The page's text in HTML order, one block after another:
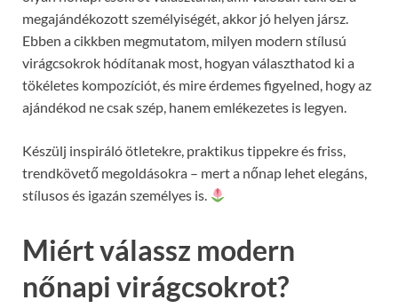
megajándékozott személyiségét, akkor jó helyen jársz.
Ebben a cikkben megmutatom, milyen modern stílusú
virágcsokrok hódítanak most, hogyan választhatod ki a
tökéletes kompozíciót, és mire érdemes figyelned, hogy az
ajándékod ne csak szép, hanem emlékezetes is legyen.
Készülj inspiráló ötletekre, praktikus tippekre és friss,
trendkövető megoldásokra – mert a nőnap lehet elegáns,
stílusos és igazán személyes is.
Miért válassz modern
nőnapi virágcsokrot?